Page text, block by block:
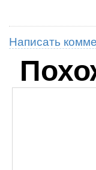
Написать